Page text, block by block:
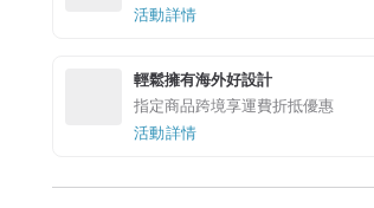
活動詳情
輕鬆擁有海外好設計
指定商品跨境享運費折抵優惠
活動詳情